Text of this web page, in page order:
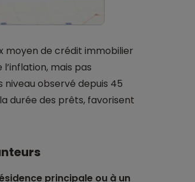
moyen de crédit immobilier
mais pas
niveau observé depuis 45
durée des prêts, favorisent
principale ou à un